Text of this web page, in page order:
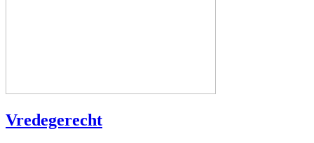
Vredegerecht